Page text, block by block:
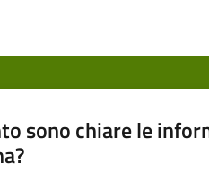
sono chiare le